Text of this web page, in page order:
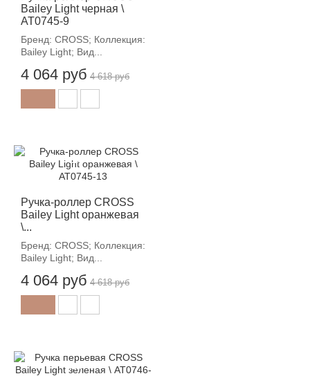
Bailey Light черная \
AT0745-9
Бренд: CROSS; Коллекция:
Bailey Light; Вид...
4 064 руб 4 618 руб
Ручка-роллер CROSS
Bailey Light оранжевая
\...
Бренд: CROSS; Коллекция:
Bailey Light; Вид...
4 064 руб
-12%
4 618 руб
-12%